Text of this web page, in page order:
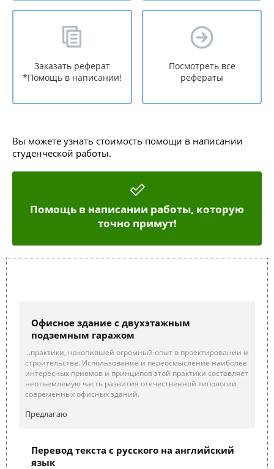
Заказать реферат
*Помощь в написании!
Посмотреть все
рефераты
Вы можете узнать стоимость помощи в написании
студенческой работы.
Помощь в написании работы, которую
точно примут!
Офисное здание с двухэтажным
подземным гаражом
...практики, накопившей огромный опыт в проектировании и
строительстве. Использование и переосмысление наиболее
интересных приемов и принципов этой практики составляет
неотъемлемую часть развития отечественной типологии
современных офисных зданий.
Предлагаю
Перевод текста с русского на английский
язык